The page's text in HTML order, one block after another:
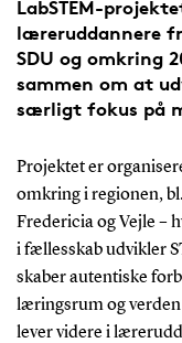
LabSTEM-
læreruddannere
SDU og omkring
sammen om at
særligt fokus på
Projektet er
omkring i regionen,
Fredericia og Vejle –
i fællesskab udvikler
skaber autentiske
læringsrum og
lever videre i